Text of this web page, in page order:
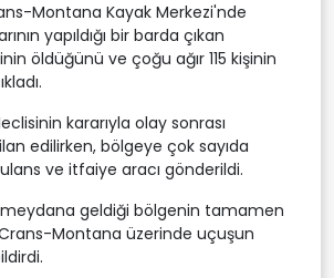
Montana Kayak Merkezi'nde
yapıldığı bir barda çıkan
öldüğünü ve çoğu ağır 115 kişinin
kararıyla olay sonrası
edilirken, bölgeye çok sayıda
ve itfaiye aracı gönderildi.
meydana geldiği bölgenin tamamen
Crans-Montana üzerinde uçuşun